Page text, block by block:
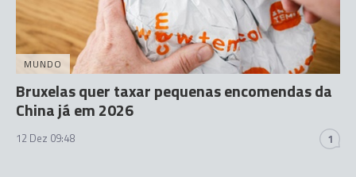
MUNDO
Bruxelas quer taxar pequenas encomendas da
China já em 2026
12 Dez 09:48 1